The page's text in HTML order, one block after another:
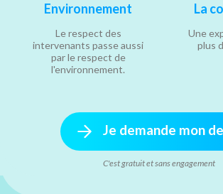
Environnement
Le respect des
intervenants passe aussi
par le respect de
l'environnement.
La
Une
plus
Je demande mon
C'est gratuit et sans engagement